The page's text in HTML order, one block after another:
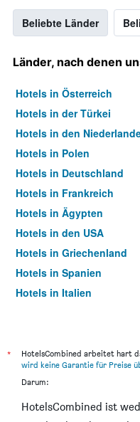
Beliebte Länder
Länder, nach denen
Hotels in Österreich
Hotels in der Türkei
Hotels in den
Hotels in Polen
Hotels in Deutschland
Hotels in Frankreich
Hotels in Ägypten
Hotels in den USA
Hotels in Griechenland
Hotels in Spanien
Hotels in Italien
*
HotelsCombined arbeitet hart
wird keine Garantie für Preise
Darum:
HotelsCombined ist